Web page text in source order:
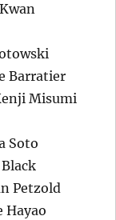
Barratier
Misumi
Soto
Petzold
Hayao